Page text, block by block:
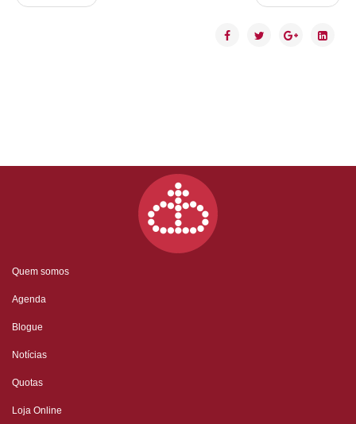
Quem somos
Agenda
Blogue
Notícias
Quotas
Loja Online